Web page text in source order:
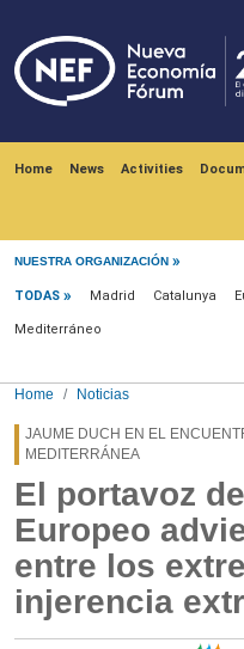
Home News Activities
NUESTRA ORGANIZACIÓN
Menú noticias
TODAS Madrid Catalunya
Mediterráneo
Home Noticias
JAUME DUCH EN EL
MEDITERRÁNEA
El portavoz
Europeo
entre los
injerencia